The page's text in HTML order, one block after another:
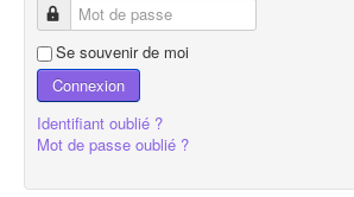
Mot de passe
Se souvenir de moi
Connexion
Identifiant oublié ?
Mot de passe oublié ?